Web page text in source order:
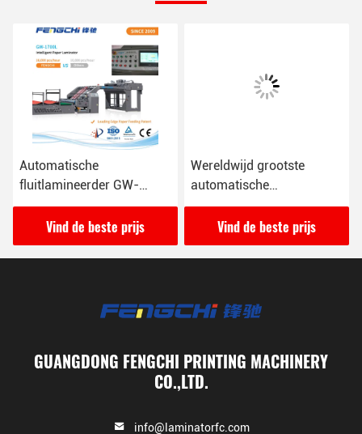
Automatische
fluitlamineerder GW-
1700L met snelheid 16000
vellen/uur
Vind de beste prijs
Wereldwijd grootste
automatische
fluitlamineerder GW-
2200LVind de beste prijs
GUANGDONG FENGCHI PRINTING MACHINERY
CO.,LTD.
info@laminatorfc.com